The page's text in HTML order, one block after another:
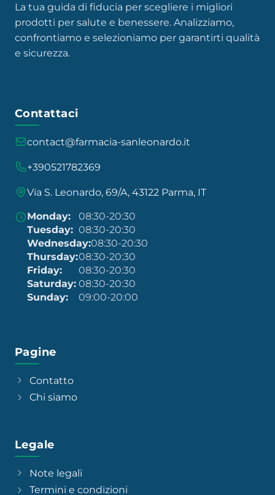
La tua guida di fiducia per scegliere i migliori
prodotti per salute e benessere. Analizziamo,
confrontiamo e selezioniamo per garantirti qualità
e sicurezza.
Contattaci
contact@farmacia-sanleonardo.it
+390521782369
Via S. Leonardo, 69/A, 43122 Parma, IT
Monday:
08:30-20:30
Tuesday: 08:30-20:30
Wednesday:08:30-20:30
Thursday:08:30-20:30
Friday:
08:30-20:30
Saturday: 08:30-20:30
Sunday:
09:00-20:00
Pagine
Contatto
Chi siamo
Legale
Note legali
Termini e condizioni